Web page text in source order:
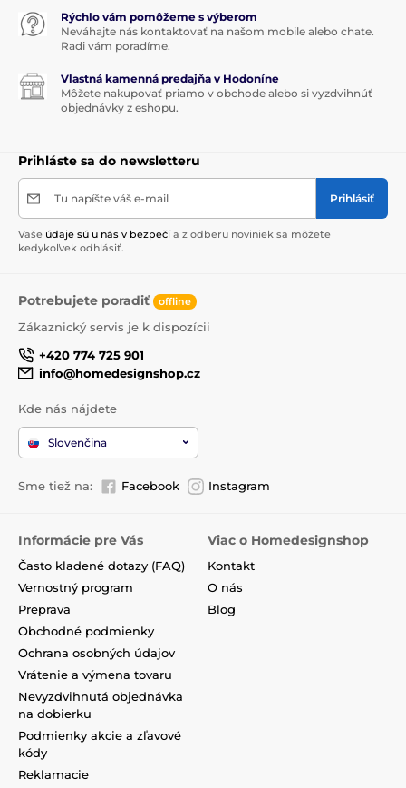
Rýchlo vám pomôžeme s výberom
Neváhajte nás kontaktovať na našom mobile alebo chate.
Radi vám poradíme.
Vlastná kamenná predajňa v Hodoníne
Môžete nakupovať priamo v obchode alebo si vyzdvihnúť
objednávky z eshopu.
Prihláste sa do newsletteru
Tu napíšte váš e-mail Prihlásiť
Vaše údaje sú u nás v bezpečí a z odberu noviniek sa môžete
kedykoľvek odhlásiť.
Potrebujete poradiť offline
Zákaznický servis je k dispozícii
+420 774 725 901
info@homedesignshop.cz
Kde nás nájdete
Slovenčina
Sme tiež na: Facebook Instagram
Informácie pre Vás
Často kladené dotazy (FAQ)
Vernostný program
Preprava
Obchodné podmienky
Ochrana osobných údajov
Vrátenie a výmena tovaru
Nevyzdvihnutá objednávka
na dobierku
Podmienky akcie a zľavové
kódy
Reklamacie
Viac o Homedesignshop
Kontakt
O nás
Blog